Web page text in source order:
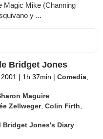
Magic Mike (Channing
y ...
Bridget Jones
| 1h 37min | Comedia
Maguire
Zellweger,Colin Firth
Bridget Jones's Diary